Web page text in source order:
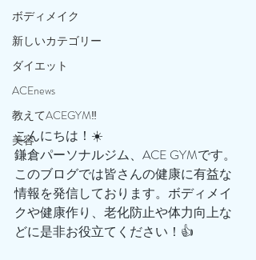
ボディメイク
新しいカテゴリー
ダイエット
ACEnews
教えてACEGYM‼️
美容
こんにちは！☀️
鎌倉パーソナルジム、ACE GYMです。
このブログでは皆さんの健康に有益な
情報を発信しております。ボディメイ
クや健康作り、老化防止や体力向上な
どに是非お役立てください！👍